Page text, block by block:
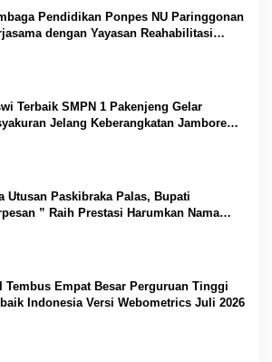
Pendidikan Ponpes NU Paringgonan
dengan Yayasan Reahabilitasi
Terbaik SMPN 1 Pakenjeng Gelar
Jelang Keberangkatan Jambore
Utusan Paskibraka Palas, Bupati
” Raih Prestasi Harumkan Nama
Tembus Empat Besar Perguruan Tinggi
Indonesia Versi Webometrics Juli 2026